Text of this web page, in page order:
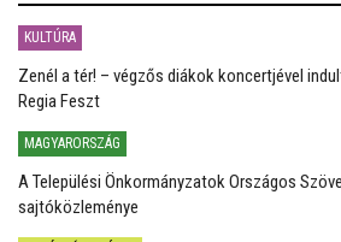
KULTÚRA
Zenél a tér! – végzős diákok koncertjével
Regia Feszt
MAGYARORSZÁG
A Települési Önkormányzatok Országos
sajtóközleménye